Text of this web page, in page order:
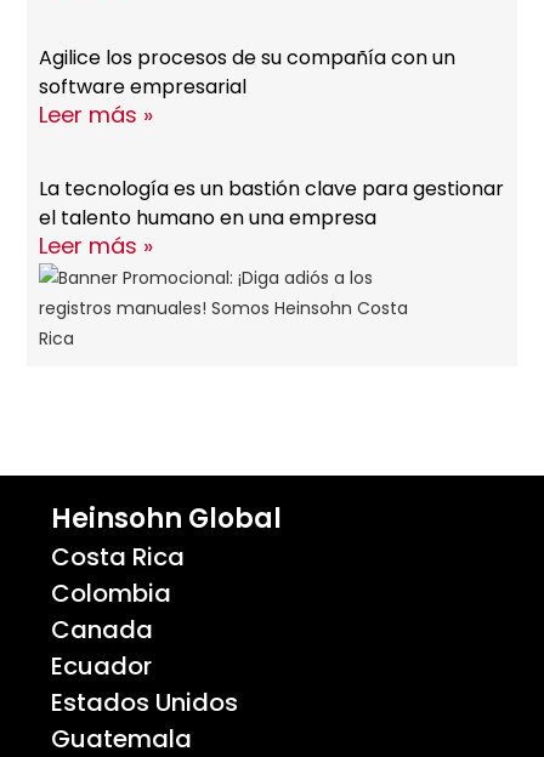
Agilice los procesos de su compañía con un
software empresarial
Leer más »
La tecnología es un bastión clave para gestionar
el talento humano en una empresa
Leer más »
Heinsohn Global
Costa Rica
Colombia
Canada
Ecuador
Estados Unidos
Guatemala